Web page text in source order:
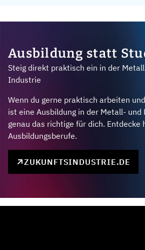
Ausbildung statt
Steig direkt praktisch ein in der
Industrie
Wenn du gerne praktisch arbeiten
ist eine Ausbildung in der Metall-
genau das richtige für dich. Entdecke
Ausbildungsberufe.
ZUKUNFTSINDUSTRIE.DE